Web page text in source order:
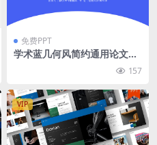
免费PPT
学术蓝几何风简约通用论文答
157
VIP